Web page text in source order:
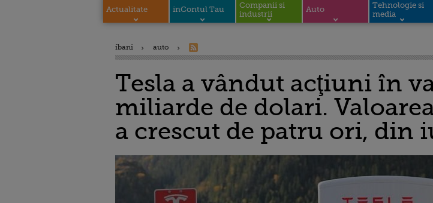
Actualitate inContul Tau
Companii si
industrii
Auto
Tehnologie si
media
ibani auto
Tesla a vândut acţiuni în
miliarde de dolari.
a crescut de patru ori, din